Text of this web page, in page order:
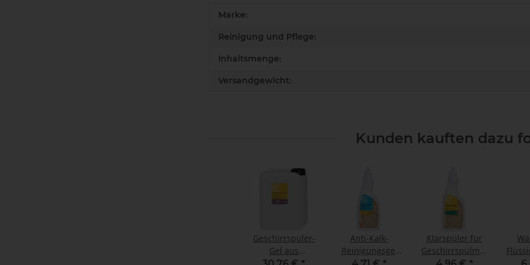
Produkteigenschaft
Wert
Marke:
Reinigung und Pflege:
Inhaltsmenge:
Versandgewicht:
Kunden kauften dazu
Geschirrspüler-
Gel aus
Anti-Kalk-
Reinigungsgel
Klarspüler für
Geschirrspülmaschinen